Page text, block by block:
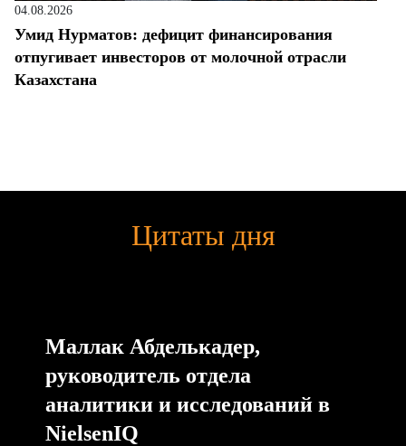
04.08.2026
Умид Нурматов: дефицит финансирования
отпугивает инвесторов от молочной отрасли
Казахстана
Цитаты дня
Маллак Абделькадер,
руководитель отдела
аналитики и исследований в
NielsenIQ